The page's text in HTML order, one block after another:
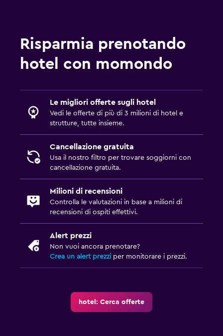
Risparmia prenotando
hotel con momondo
Le migliori offerte sugli hotel
Vedi le offerte di più di 3 milioni di hotel e
strutture, tutte insieme.
Cancellazione gratuita
Usa il nostro filtro per trovare soggiorni con
cancellazione gratuita.
Milioni di recensioni
Controlla le valutazioni in base a milioni di
recensioni di ospiti effettivi.
Alert prezzi
Non vuoi ancora prenotare?
Crea un alert prezzi per monitorare i prezzi.
hotel: Cerca offerte